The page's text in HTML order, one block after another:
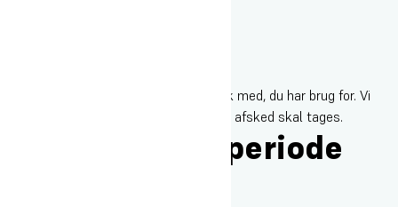
Du er velkommen til at tage alle de folk med, du har brug for. Vi
byder på kaffe og kage, inden den store afsked skal tages.
Er der en introperiode